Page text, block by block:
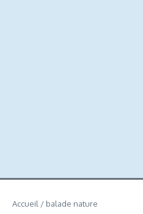
Accueil / balade nature